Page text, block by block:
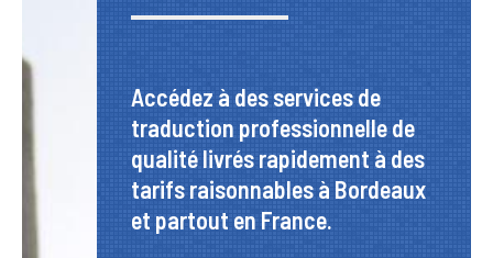
Accédez à des services de
traduction professionnelle de
qualité livrés rapidement à des
tarifs raisonnables à Bordeaux
et partout en France.